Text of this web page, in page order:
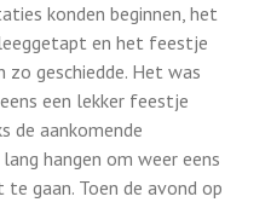
konden beginnen, het
en het feestje
zo geschiedde. Het was
een lekker feestje
de aankomende
hangen om weer eens
gaan. Toen de avond op